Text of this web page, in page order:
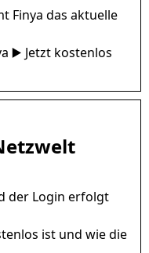
Finya das aktuelle
▶️ Jetzt kostenlos
der Login erfolgt
ist und wie die